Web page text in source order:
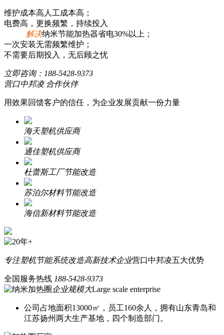
维护成本高人工成本高；
电费高，更换频繁，持续投入
解决纳米节能加热器省电30%以上；
一次安装无需频繁维护；
不需要后期投入，无后顾之忧
立即咨询： 188-5428-9373
营口中邦凌 合作伙伴
用效果回馈客户的信任，为企业发展贡献一份力量
海天塑机供应商
通佳塑机供应商
杜蕾斯工厂节能改造
苏泊尔材料节能改造
海信新材料节能改造
专注塑机节能系统改造高新技术企业营口中邦凌五大优势
全国服务热线 188-5428-9373
企业规模大Large scale enterprise
公司占地面积13000㎡，员工160余人，拥有山东青岛和
江苏扬州两大生产基地，四个制造部门。